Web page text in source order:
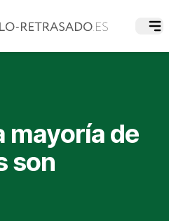
mayoría de
son